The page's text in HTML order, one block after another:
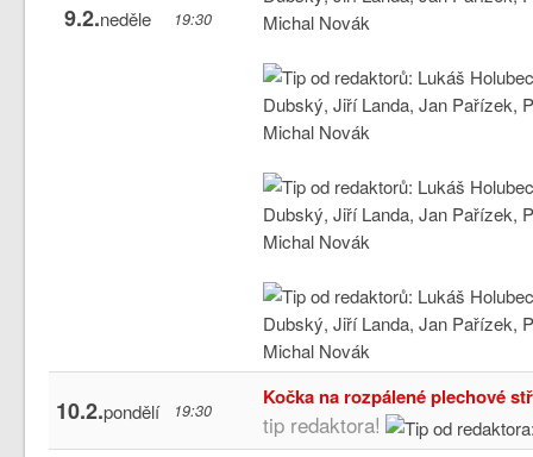
9.2.neděle 19:30
10.2.pondělí 19:30
Kočka na rozpálené plechové
tip redaktora!